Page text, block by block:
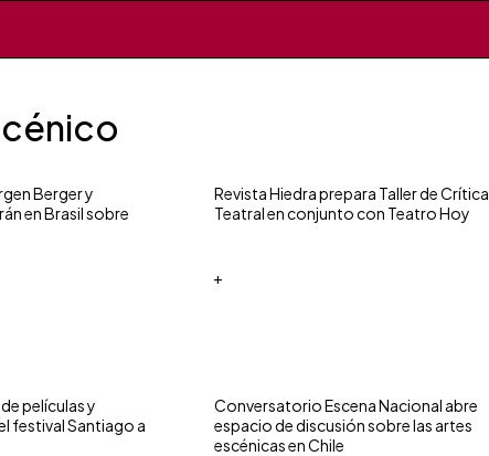
Berger y
en Brasil sobre
Revista Hiedra prepara Taller de Crítica
Teatral en conjunto con Teatro Hoy
+
películas y
festival Santiago a
Conversatorio Escena Nacional abre
espacio de discusión sobre las artes
escénicas en Chile